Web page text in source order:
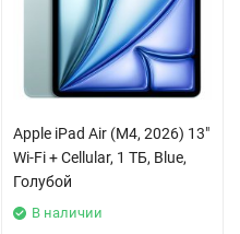
Apple iPad Air (M4, 2026) 13"
Wi-Fi + Cellular, 1 ТБ, Blue,
Голубой
В наличии